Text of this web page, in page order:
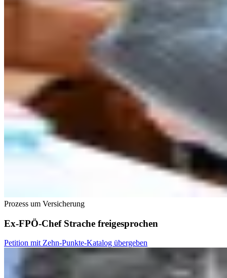
Prozess um Versicherung
Ex-FPÖ-Chef Strache freigesprochen
Petition mit Zehn-Punkte-Katalog übergeben